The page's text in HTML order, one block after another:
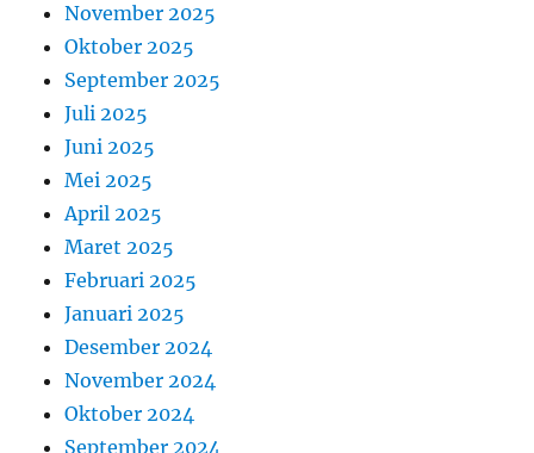
November 2025
Oktober 2025
September 2025
Juli 2025
Juni 2025
Mei 2025
April 2025
Maret 2025
Februari 2025
Januari 2025
Desember 2024
November 2024
Oktober 2024
September 2024